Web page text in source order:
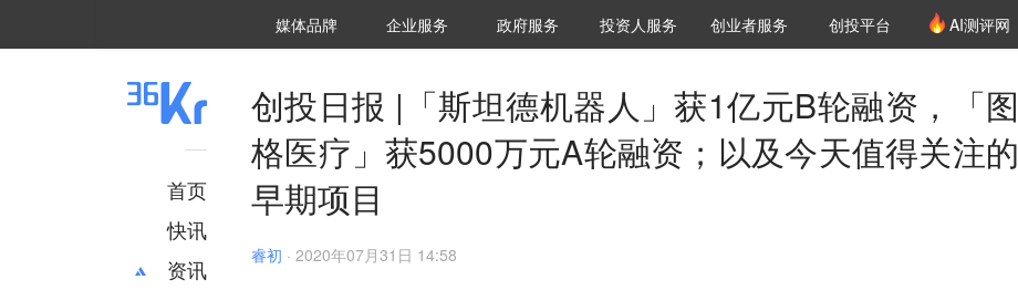
媒体品牌 36Kr研究院
企业服务 城市之窗
政府服务 VClub投资机构库
投资机构职位推介
投资人服务 创投氪堂
创业者服务 创投平台 AI测评网
首页
快讯
资讯
创投日报 |「斯坦德机器人」获1亿元B轮融资，「图
格医疗」获5000万元A轮融资；以及今天值得关注的
早期项目
睿初 · 2020年07月31日 14:58